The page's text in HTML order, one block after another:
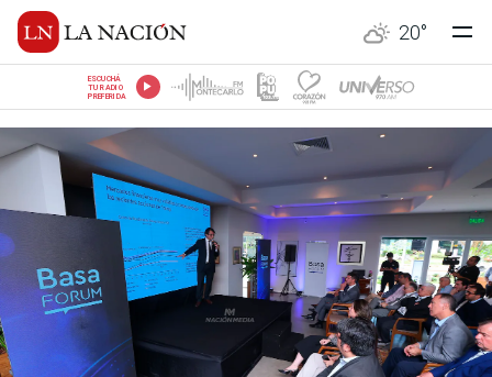
20°
ESCUCHÁ
TU RADIO
PREFERIDA